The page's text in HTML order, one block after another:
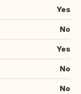
Yes
No
Yes
No
No